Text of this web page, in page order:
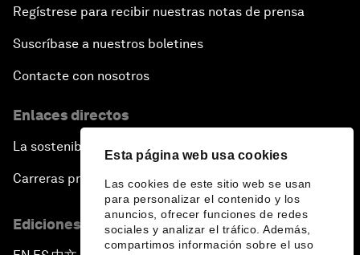
Esta página web usa cookies
Las cookies de este sitio web se usan
para personalizar el contenido y los
anuncios, ofrecer funciones de redes
sociales y analizar el tráfico. Además,
compartimos información sobre el uso
Regístrese para recibir nuestras notas de prensa
Suscríbase a nuestros boletines
Contacte con nosotros
Enlaces directos
La sostenibilidad en el Foro
Carreras profesionales
Ediciones en otros idiomas